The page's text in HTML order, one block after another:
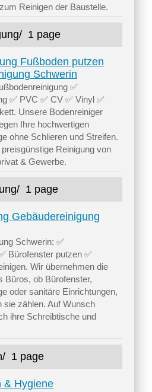
Reinigen der Baustelle.
1 page
Fußboden putzen
Schwerin
✅
✅ PVC ✅ CV ✅ Vinyl ✅
Unsere Bodenreiniger
Ihre hochwertigen
ohne Schlieren und Streifen.
Reinigung von
& Gewerbe.
1 page
Gebäudereinigung
Schwerin: ✅
Bürofenster putzen ✅
Wir übernehmen die
Büros, ob Bürofenster,
oder sanitäre Einrichtungen,
sie zählen. Auf Wunsch
ihre Schreibtische und
1 page
& Hygiene